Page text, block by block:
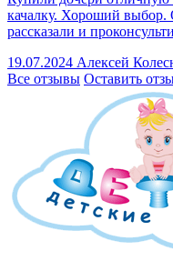
качалку. Хороший выбор.
рассказали и
19.07.2024 Алексей
Все отзывы Оставить